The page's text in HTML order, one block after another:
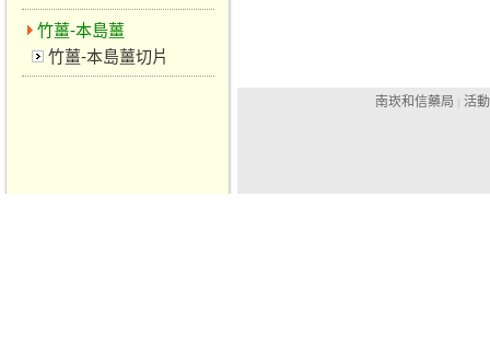
竹薑-本島薑
竹薑-本島薑切片
南崁和信藥局 | 活